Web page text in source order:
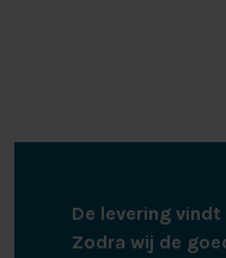
De levering
Zodra wij de